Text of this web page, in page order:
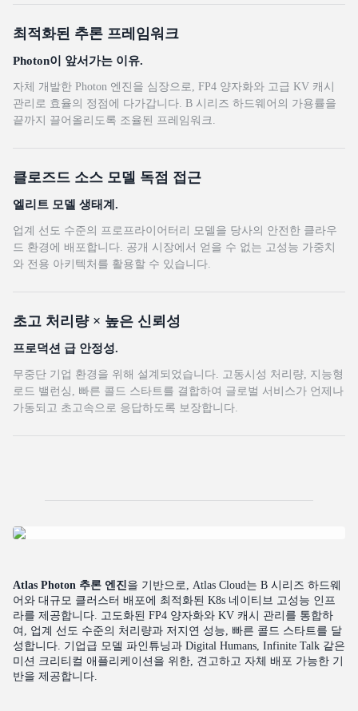
최적화된 추론 프레임워크
Photon이 앞서가는 이유.
자체 개발한 Photon 엔진을 심장으로, FP4 양자화와 고급 KV 캐시
관리로 효율의 정점에 다가갑니다. B 시리즈 하드웨어의 가용률을
끝까지 끌어올리도록 조율된 프레임워크.
클로즈드 소스 모델 독점 접근
엘리트 모델 생태계.
업계 선도 수준의 프로프라이어터리 모델을 당사의 안전한 클라우
드 환경에 배포합니다. 공개 시장에서 얻을 수 없는 고성능 가중치
와 전용 아키텍처를 활용할 수 있습니다.
초고 처리량 × 높은 신뢰성
프로덕션 급 안정성.
무중단 기업 환경을 위해 설계되었습니다. 고동시성 처리량, 지능형
로드 밸런싱, 빠른 콜드 스타트를 결합하여 글로벌 서비스가 언제나
가동되고 초고속으로 응답하도록 보장합니다.
Atlas Photon 추론 엔진을 기반으로, Atlas Cloud는 B 시리즈 하드웨
어와 대규모 클러스터 배포에 최적화된 K8s 네이티브 고성능 인프
라를 제공합니다. 고도화된 FP4 양자화와 KV 캐시 관리를 통합하
여, 업계 선도 수준의 처리량과 저지연 성능, 빠른 콜드 스타트를 달
성합니다. 기업급 모델 파인튜닝과 Digital Humans, Infinite Talk 같은
미션 크리티컬 애플리케이션을 위한, 견고하고 자체 배포 가능한 기
반을 제공합니다.